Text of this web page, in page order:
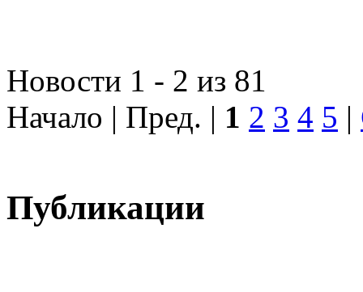
Новости 1 - 2 из 81
Начало | Пред. | 1 2 3 4 5 |
Публикации